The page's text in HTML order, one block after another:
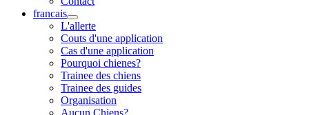
francais
L'allerte
Couts d'une application
Cas d'une application
Pourquoi chienes?
Trainee des chiens
Trainee des guides
Organisation
Aucun Chiens?